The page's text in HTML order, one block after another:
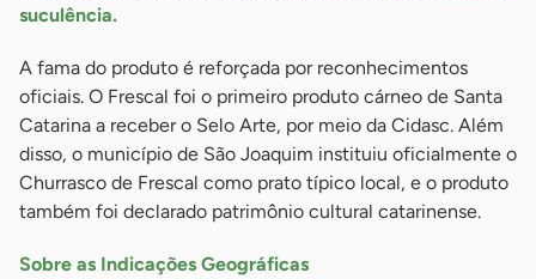
suculência.
A fama do produto é reforçada por reconhecimentos
oficiais. O Frescal foi o primeiro produto cárneo de Santa
Catarina a receber o Selo Arte, por meio da Cidasc. Além
disso, o município de São Joaquim instituiu oficialmente o
Churrasco de Frescal como prato típico local, e o produto
também foi declarado patrimônio cultural catarinense.
Sobre as Indicações Geográficas